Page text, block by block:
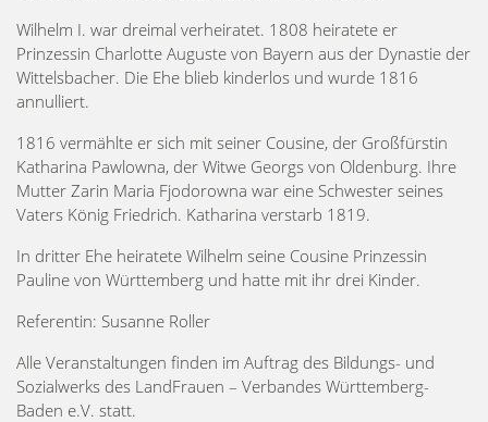
Wilhelm I. war dreimal verheiratet. 1808 heiratete er
Prinzessin Charlotte Auguste von Bayern aus der Dynastie der
Wittelsbacher. Die Ehe blieb kinderlos und wurde 1816
annulliert.
1816 vermählte er sich mit seiner Cousine, der Großfürstin
Katharina Pawlowna, der Witwe Georgs von Oldenburg. Ihre
Mutter Zarin Maria Fjodorowna war eine Schwester seines
Vaters König Friedrich. Katharina verstarb 1819.
In dritter Ehe heiratete Wilhelm seine Cousine Prinzessin
Pauline von Württemberg und hatte mit ihr drei Kinder.
Referentin: Susanne Roller
Alle Veranstaltungen finden im Auftrag des Bildungs- und
Sozialwerks des LandFrauen – Verbandes Württemberg-
Baden e.V. statt.